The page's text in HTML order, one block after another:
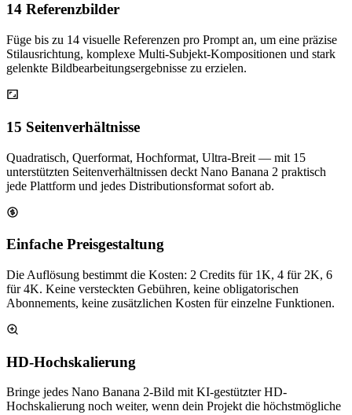
14 Referenzbilder
Füge bis zu 14 visuelle Referenzen pro Prompt an, um eine präzise
Stilausrichtung, komplexe Multi-Subjekt-Kompositionen und stark
gelenkte Bildbearbeitungsergebnisse zu erzielen.
15 Seitenverhältnisse
Quadratisch, Querformat, Hochformat, Ultra-Breit — mit 15
unterstützten Seitenverhältnissen deckt Nano Banana 2 praktisch
jede Plattform und jedes Distributionsformat sofort ab.
Einfache Preisgestaltung
Die Auflösung bestimmt die Kosten: 2 Credits für 1K, 4 für 2K, 6
für 4K. Keine versteckten Gebühren, keine obligatorischen
Abonnements, keine zusätzlichen Kosten für einzelne Funktionen.
HD-Hochskalierung
Bringe jedes Nano Banana 2-Bild mit KI-gestützter HD-
Hochskalierung noch weiter, wenn dein Projekt die höchstmögliche